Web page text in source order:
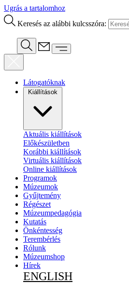
Ugrás a tartalomhoz
Keresés az alábbi kulcsszóra:
Látogatóknak
Kiállítások
Aktuális kiállítások
Előkészületben
Korábbi kiállítások
Virtuális kiállítások
Online kiállítások
Programok
Múzeumok
Gyűjtemény
Régészet
Múzeumpedagógia
Kutatás
Önkéntesség
Terembérlés
Rólunk
Múzeumshop
Hírek
ENGLISH